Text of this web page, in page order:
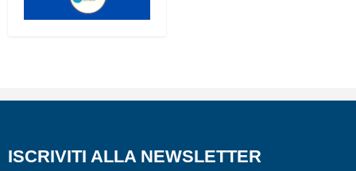
ISCRIVITI ALLA NEWSLETTER